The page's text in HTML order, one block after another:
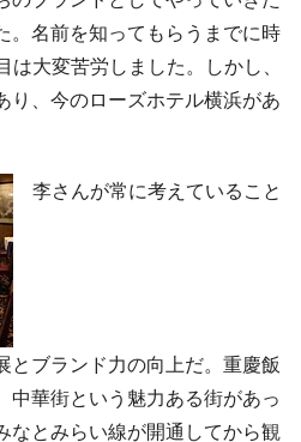
。名前を知ってもらうまでに時
大変苦労しました。しかし、
り、今のローズホテル横浜があ
李さんが常に考えていること
とブランド力の向上だ。重慶飯
中華街という魅力ある街があっ
なとみらい線が開通してから観